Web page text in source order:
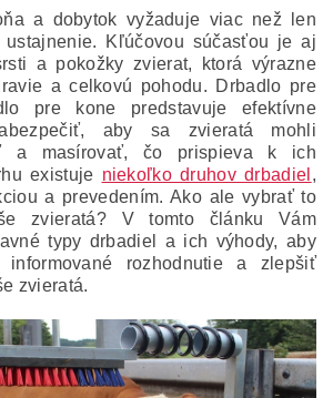
a dobytok vyžaduje viac než len
ustajnenie. Kľúčovou súčasťou je aj
a pokožky zvierat, ktorá výrazne
a celkovú pohodu. Drbadlo pre
pre kone predstavuje efektívne
aby sa zvieratá mohli
a masírovať, čo prispieva k ich
existuje niekoľko druhov drbadiel ,
a prevedením. Ako ale vybrať to
zvieratá? V tomto článku Vám
typy drbadiel a ich výhody, aby
rozhodnutie a zlepšiť
zvieratá.